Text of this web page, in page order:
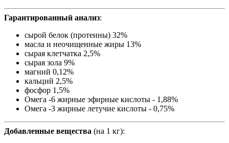
Гарантированный анализ:
сырой белок (протеины) 32%
масла и неочищенные жиры 13%
сырая клетчатка 2,5%
сырая зола 9%
магний 0,12%
кальций 2,5%
фосфор 1,5%
Омега -6 жирные эфирные кислоты - 1,88%
Омега -3 жирные летучие кислоты - 0,75%
Добавленные вещества (на 1 кг):